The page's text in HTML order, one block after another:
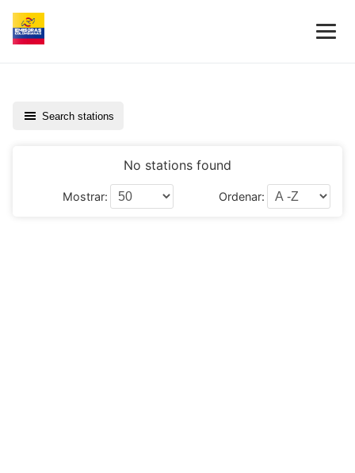
Search stations
No stations found
Mostrar: Ordenar: